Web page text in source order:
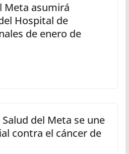
Meta asumirá
Hospital de
de enero de
del Meta se une
contra el cáncer de